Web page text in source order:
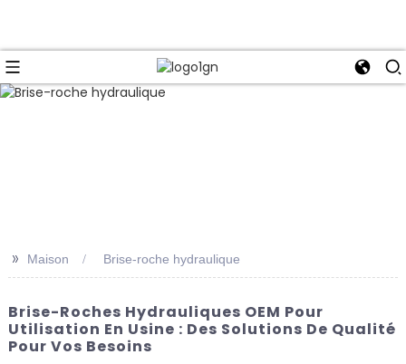
>> Maison Brise-roche hydraulique
Brise-Roches Hydrauliques OEM Pour
Utilisation En Usine : Des Solutions De Qualité
Pour Vos Besoins